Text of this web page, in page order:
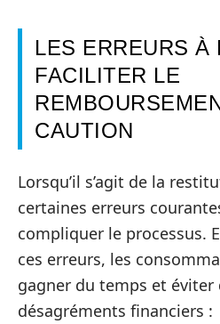
LES ERREURS À
FACILITER LE
CAUTION
Lorsqu’il s’agit de la
certaines erreurs
compliquer le processus.
ces erreurs, les
gagner du temps et éviter
désagréments financiers :